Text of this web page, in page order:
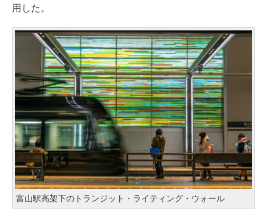
用した。
富山駅高架下のトランジット・ライティング・ウォール